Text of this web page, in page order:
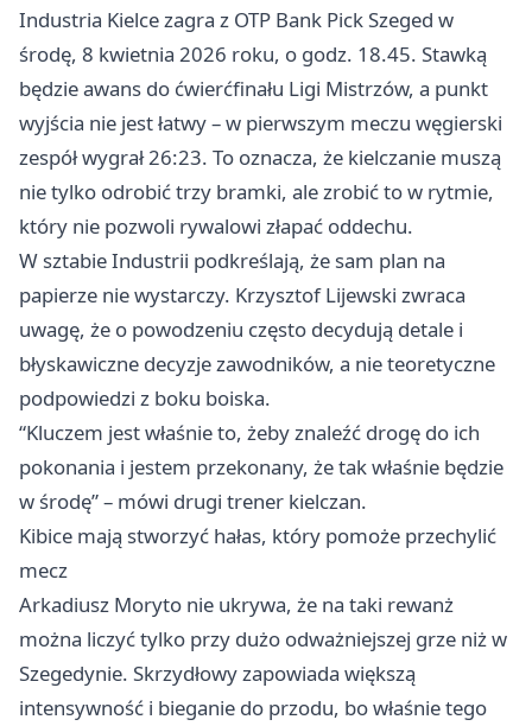
Industria Kielce zagra z OTP Bank Pick Szeged w
środę, 8 kwietnia 2026 roku, o godz. 18.45. Stawką
będzie awans do ćwierćfinału Ligi Mistrzów, a punkt
wyjścia nie jest łatwy – w pierwszym meczu węgierski
zespół wygrał 26:23. To oznacza, że kielczanie muszą
nie tylko odrobić trzy bramki, ale zrobić to w rytmie,
który nie pozwoli rywalowi złapać oddechu.
W sztabie Industrii podkreślają, że sam plan na
papierze nie wystarczy. Krzysztof Lijewski zwraca
uwagę, że o powodzeniu często decydują detale i
błyskawiczne decyzje zawodników, a nie teoretyczne
podpowiedzi z boku boiska.
“Kluczem jest właśnie to, żeby znaleźć drogę do ich
pokonania i jestem przekonany, że tak właśnie będzie
w środę” – mówi drugi trener kielczan.
Kibice mają stworzyć hałas, który pomoże przechylić
mecz
Arkadiusz Moryto nie ukrywa, że na taki rewanż
można liczyć tylko przy dużo odważniejszej grze niż w
Szegedynie. Skrzydłowy zapowiada większą
intensywność i bieganie do przodu, bo właśnie tego